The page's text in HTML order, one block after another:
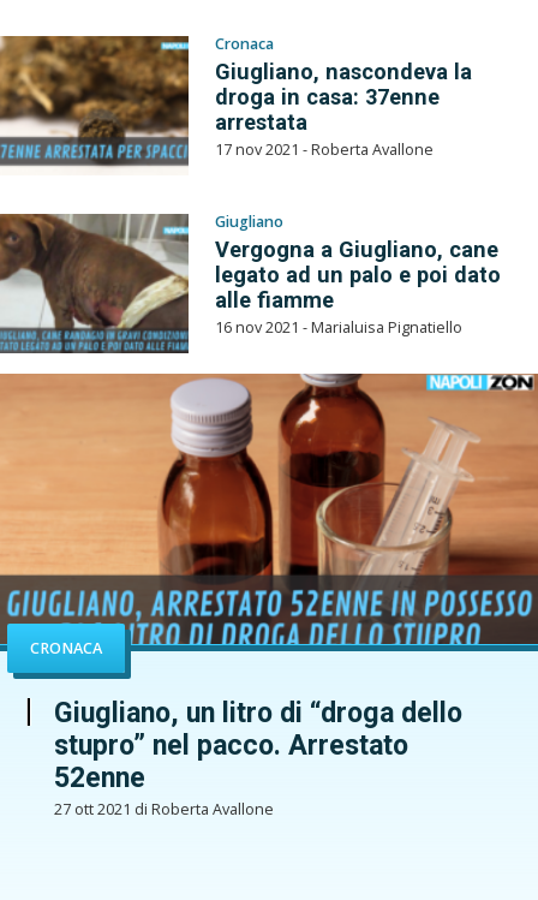
Cronaca
Giugliano, nascondeva la
droga in casa: 37enne
arrestata
17 nov 2021 - Roberta Avallone
Giugliano
Vergogna a Giugliano, cane
legato ad un palo e poi dato
alle fiamme
16 nov 2021 - Marialuisa Pignatiello
CRONACA
Giugliano, un litro di “droga dello
stupro” nel pacco. Arrestato
52enne
27 ott 2021 di Roberta Avallone